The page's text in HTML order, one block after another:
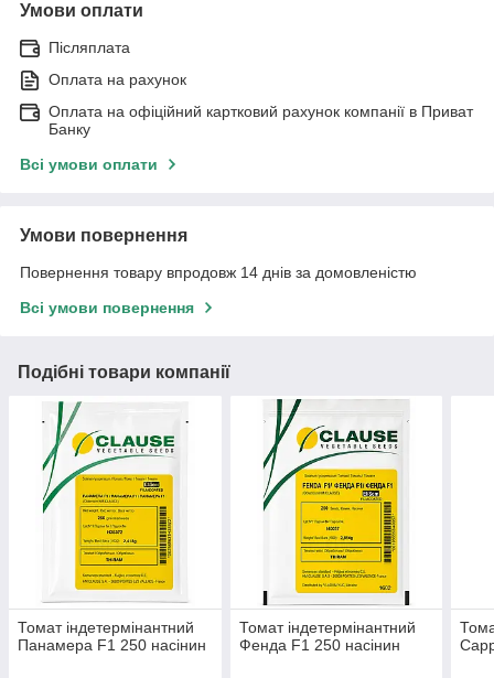
Умови оплати
Післяплата
Оплата на рахунок
Оплата на офіційний картковий рахунок компанії в Приват
Банку
Всі умови оплати
Умови повернення
Повернення товару впродовж 14 днів за домовленістю
Всі умови повернення
Подібні товари компанії
Томат індетермінантний
Панамера F1 250 насінин
Томат індетермінантний
Фенда F1 250 насінин